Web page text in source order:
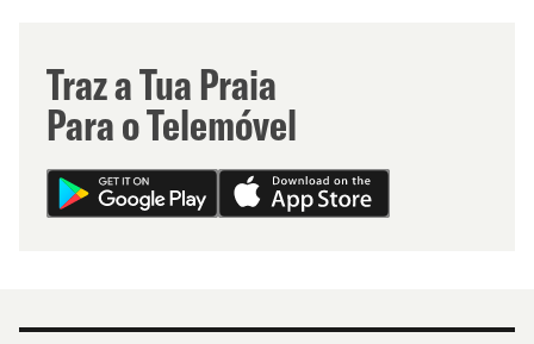
Traz a Tua Praia
Para o Telemóvel